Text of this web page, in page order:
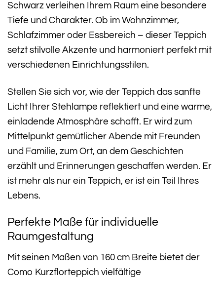
Schwarz verleihen Ihrem Raum eine besondere
Tiefe und Charakter. Ob im Wohnzimmer,
Schlafzimmer oder Essbereich – dieser Teppich
setzt stilvolle Akzente und harmoniert perfekt mit
verschiedenen Einrichtungsstilen.
Stellen Sie sich vor, wie der Teppich das sanfte
Licht Ihrer Stehlampe reflektiert und eine warme,
einladende Atmosphäre schafft. Er wird zum
Mittelpunkt gemütlicher Abende mit Freunden
und Familie, zum Ort, an dem Geschichten
erzählt und Erinnerungen geschaffen werden. Er
ist mehr als nur ein Teppich, er ist ein Teil Ihres
Lebens.
Perfekte Maße für individuelle
Raumgestaltung
Mit seinen Maßen von 160 cm Breite bietet der
Como Kurzflorteppich vielfältige